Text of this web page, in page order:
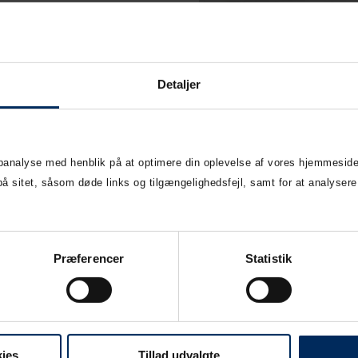
Detaljer
med henblik på at optimere din oplevelse af vores
sitet, såsom døde links og tilgængelighedsfejl, samt for at analysere
Præferencer Statistik
Tillad udvalgte
vejledninger om
mm.
her